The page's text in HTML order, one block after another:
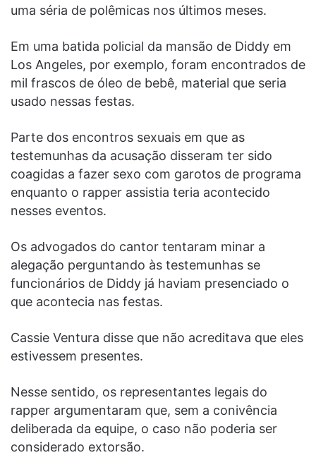
uma séria de polêmicas nos últimos meses.
Em uma batida policial da mansão de Diddy em
Los Angeles, por exemplo, foram encontrados de
mil frascos de óleo de bebê, material que seria
usado nessas festas.
Parte dos encontros sexuais em que as
testemunhas da acusação disseram ter sido
coagidas a fazer sexo com garotos de programa
enquanto o rapper assistia teria acontecido
nesses eventos.
Os advogados do cantor tentaram minar a
alegação perguntando às testemunhas se
funcionários de Diddy já haviam presenciado o
que acontecia nas festas.
Cassie Ventura disse que não acreditava que eles
estivessem presentes.
Nesse sentido, os representantes legais do
rapper argumentaram que, sem a conivência
deliberada da equipe, o caso não poderia ser
considerado extorsão.